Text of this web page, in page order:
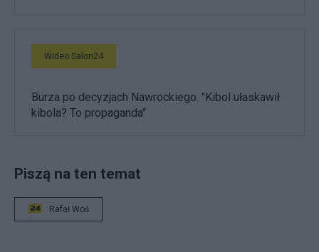
Wideo Salon24
Burza po decyzjach Nawrockiego. "Kibol ułaskawił
kibola? To propaganda"
Piszą na ten temat
Rafał Woś